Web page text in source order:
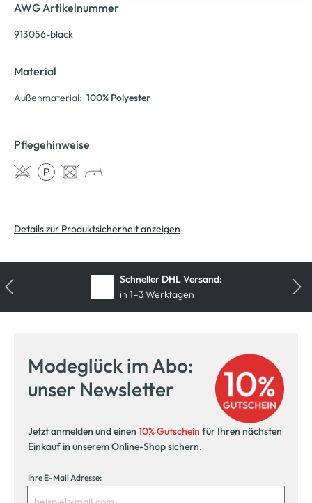
AWG Artikelnummer
913056-black
Material
Außenmaterial: 100% Polyester
Pflegehinweise
Details zur Produktsicherheit anzeigen
Kostenfreie Rücksendung
innerhalb 14 Tage
Modeglück im Abo:
unser Newsletter
Jetzt anmelden und einen 10% Gutschein für Ihren nächsten
Einkauf in unserem Online-Shop sichern.
Ihre E-Mail Adresse: